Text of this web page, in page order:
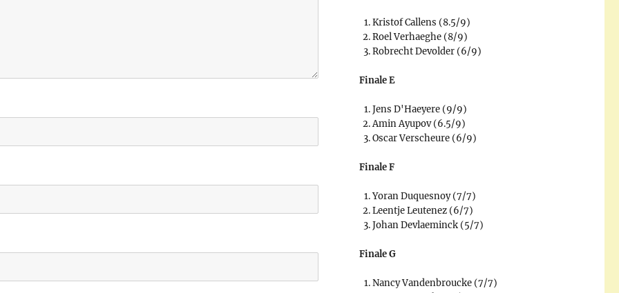
Kristof Callens (8.5/9)
Roel Verhaeghe (8/9)
Robrecht Devolder (6/9)
Finale E
Jens D'Haeyere (9/9)
Amin Ayupov (6.5/9)
Oscar Verscheure (6/9)
Finale F
Yoran Duquesnoy (7/7)
Leentje Leutenez (6/7)
Johan Devlaeminck (5/7)
Finale G
Nancy Vandenbroucke (7/7)